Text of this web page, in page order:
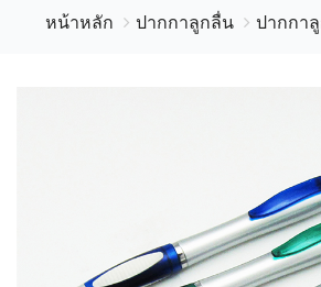
หน้าหลัก ปากกาลูกลื่น ปากกา